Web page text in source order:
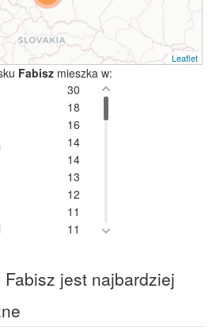
Leaflet
Fabisz mieszka w:
30
18
16
14
14
13
12
11
11
9
jest najbardziej